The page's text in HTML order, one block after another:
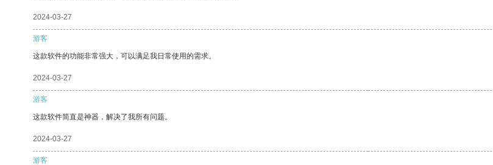
2024-03-27
游客
这款软件的功能非常强大，可以满足我日常使用的需求。
2024-03-27
游客
这款软件简直是神器，解决了我所有问题。
2024-03-27
游客